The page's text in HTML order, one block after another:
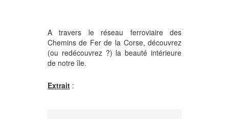
A travers le réseau ferroviaire des
Chemins de Fer de la Corse, découvrez
(ou redécouvrez ?) la beauté intérieure
de notre île.
Extrait :